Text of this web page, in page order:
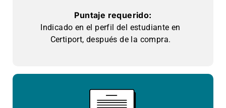
Puntaje requerido:
Indicado en el perfil del estudiante en
Certiport, después de la compra.